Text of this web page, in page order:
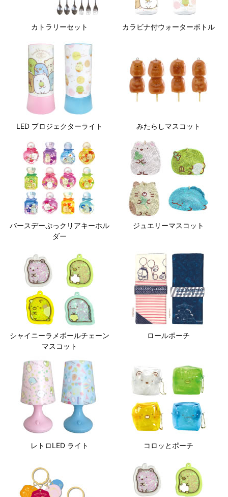
カトラリーセット カラビナ付ウォーターボトル
LED プロジェクターライト みたらしマスコット
バースデーぷっクリアキーホル
ダー
ジュエリーマスコット
シャイニーラメボールチェーン
マスコット
ロールポーチ
レトロLED ライト コロッとポーチ